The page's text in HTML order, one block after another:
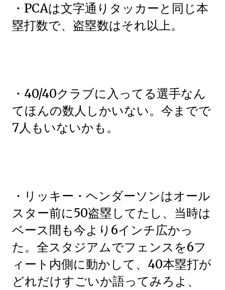
・PCAは文字通りタッカーと同じ本
塁打数で、盗塁数はそれ以上。
・40/40クラブに入ってる選手なん
てほんの数人しかいない。今までで
7人もいないかも。
・リッキー・ヘンダーソンはオール
スター前に50盗塁してたし、当時は
ベース間も今より6インチ広かっ
た。全スタジアムでフェンスを6フ
ィート内側に動かして、40本塁打が
どれだけすごいか語ってみろよ、